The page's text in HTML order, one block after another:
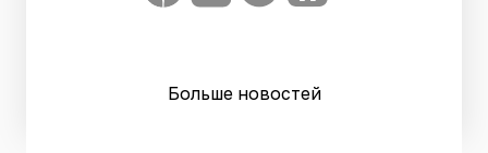
Больше новостей